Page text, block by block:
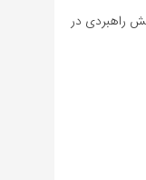
راهبردی در